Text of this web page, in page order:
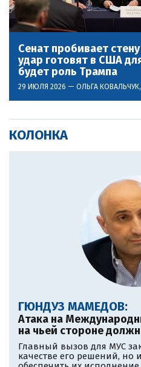
Сенат пробивает
удар готовят в США
будет роль Трампа
29 ИЮЛЯ 2026 — ОЛЬГА КОВАЛЬЧУК
КОЛОНКА
ГЮНДУЗ МАМЕДОВ:
Атака на
на чьей стороне
Главный вызов для МУС
качестве его решений, но